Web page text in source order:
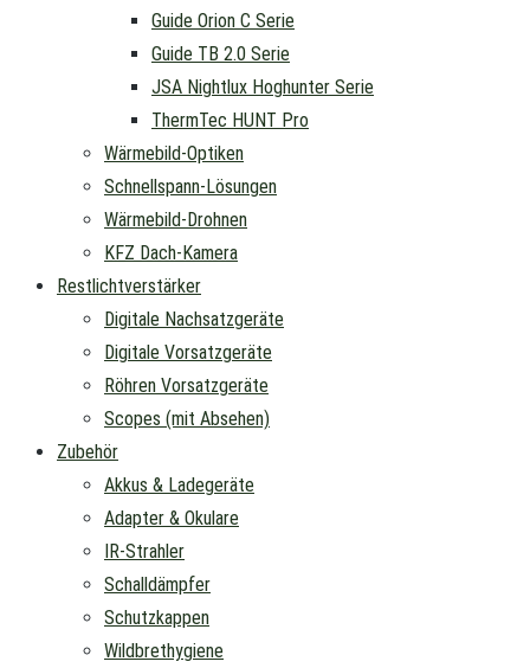
Guide Orion C Serie
Guide TB 2.0 Serie
JSA Nightlux Hoghunter Serie
ThermTec HUNT Pro
Wärmebild-Optiken
Schnellspann-Lösungen
Wärmebild-Drohnen
KFZ Dach-Kamera
Restlichtverstärker
Digitale Nachsatzgeräte
Digitale Vorsatzgeräte
Röhren Vorsatzgeräte
Scopes (mit Absehen)
Zubehör
Akkus & Ladegeräte
Adapter & Okulare
IR-Strahler
Schalldämpfer
Schutzkappen
Wildbrethygiene